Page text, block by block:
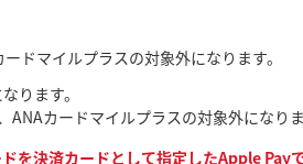
ドマイルプラスの対象外になります。
ります。
カードマイルプラスの対象外になりま
を決済カードとして指定したApple Pay